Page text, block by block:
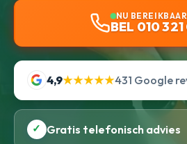
NU BEREIKBAAR
BEL 010
4,9★★★★★431 Google
✓ Gratis telefonisch advies